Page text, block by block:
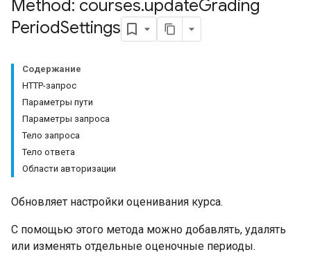
Method: courses.updateGrading
PeriodSettings
Содержание
HTTP-запрос
Параметры пути
Параметры запроса
Тело запроса
Тело ответа
Области авторизации
Обновляет настройки оценивания курса.
С помощью этого метода можно добавлять, удалять
или изменять отдельные оценочные периоды.